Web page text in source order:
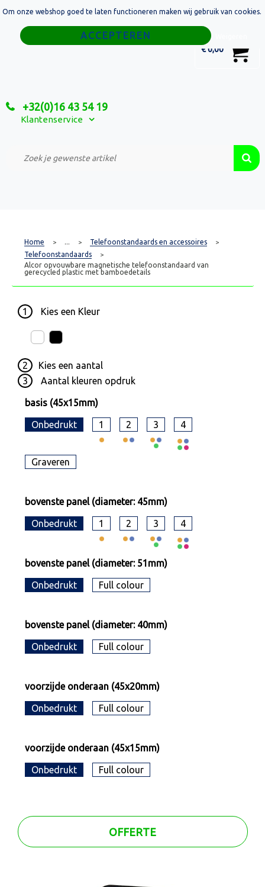
€ 0,00
+32(0)16 43 54 19
Klantenservice
Home
Relatiegeschenken
Custom Made Projecten
Home > ... > Telefoonstandaards en accessoires >
Telefoonstandaards >
Alcor opvouwbare magnetische telefoonstandaard van
gerecycled plastic met bamboedetails
1 Kies een Kleur
2 Kies een aantal
3
Aantal kleuren opdruk
basis (45x15mm)
Onbedrukt 1 2 3 4
Graveren
bovenste panel (diameter: 45mm)
Onbedrukt 1 2 3 4
bovenste panel (diameter: 51mm)
Onbedrukt Full colour
bovenste panel (diameter: 40mm)
Onbedrukt Full colour
voorzijde onderaan (45x20mm)
Onbedrukt Full colour
voorzijde onderaan (45x15mm)
Onbedrukt Full colour
OFFERTE
Om onze webshop goed te laten functioneren maken wij gebruik van cookies.